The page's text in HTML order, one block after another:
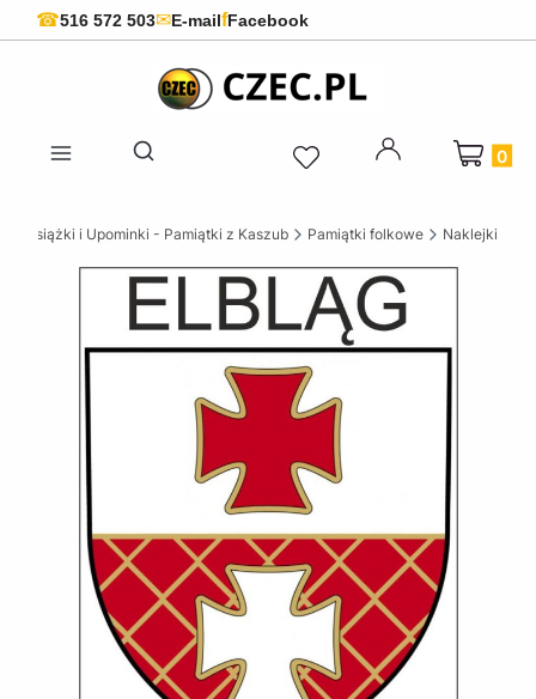
☎516 572 503✉E-mailfFacebook
Otwórz wyszukiwarkę
Produkty
Książki i Upominki - Pamiątki z Kaszub Pamiątki folkowe Naklejki